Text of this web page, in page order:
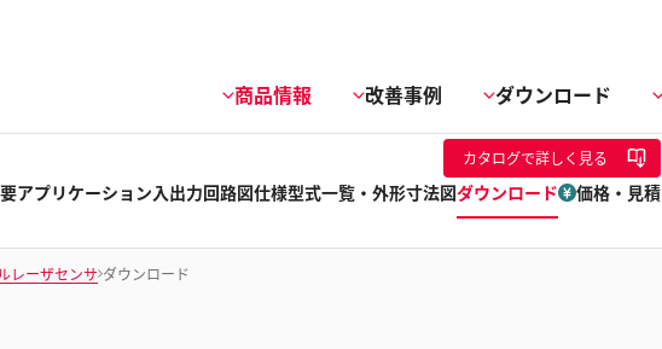
商品情報 改善事例 ダウンロード
カタログで詳しく見る
アプリケーション入出力回路図仕様型式一覧・外形寸法図ダウンロード 価格・見積
レーザセンサ ダウンロード